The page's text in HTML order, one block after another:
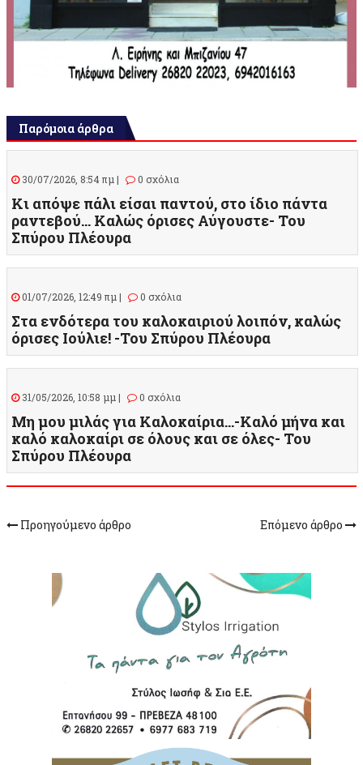
Παρόμοια άρθρα
30/07/2026, 8:54 πμ | 0 σχόλια
Κι απόψε πάλι είσαι παντού, στο ίδιο πάντα
ραντεβού… Καλώς όρισες Αύγουστε- Του
Σπύρου Πλέουρα
01/07/2026, 12:49 πμ | 0 σχόλια
Στα ενδότερα του καλοκαιριού λοιπόν, καλώς
όρισες Ιούλιε! -Του Σπύρου Πλέουρα
31/05/2026, 10:58 μμ | 0 σχόλια
Μη μου μιλάς για Καλοκαίρια…-Καλό μήνα και
καλό καλοκαίρι σε όλους και σε όλες- Του
Σπύρου Πλέουρα
Προηγούμενο άρθρο Επόμενο άρθρο